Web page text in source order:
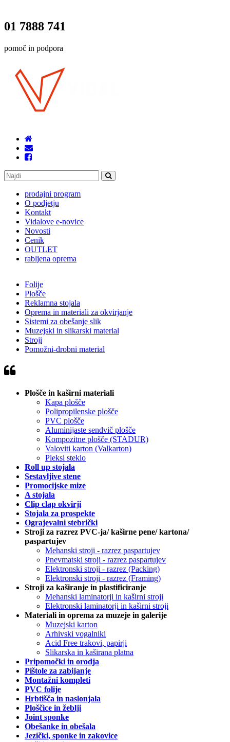
01 7888 741
pomoč in podpora
prodajni program
O podjetju
Kontakt
Vidalove e-novice
Novosti
Cenik
OUTLET
rabljena oprema
Folije
Plošče
Reklamna stojala
Oprema in materiali za okvirjanje
Sistemi za obešanje slik
Muzejski in slikarski material
Stroji
Pomožni-drobni material
Plošče in kaširni materiali
Kapa plošče
Polipropilenske plošče
PVC plošče
Aluminijaste sendvič plošče
Kompozitne plošče (STADUR)
Valoviti karton (Valkarton)
Pleksi steklo
Roll up stojala
Sestavljive stene
Promocijske mize
A stojala
Clip clap okvirji
Stojala za prospekte
Ograjevalni stebrički
Stroji za razrez PVC-ja/ kaširne pene/ kartona/
paspartujev
Mehanski stroji - razrez paspartujev
Pnevmatski stroji - razrez paspartujev
Elektronski stroji - razrez (Packing)
Elektronski stroji - razrez (Framing)
Stroji za kaširanje in plastificiranje
Mehanski laminatorji in kaširni stroji
Elektronski laminatorji in kaširni stroji
Materiali in oprema za muzeje in galerije
Muzejski karton
Arhivski vogalniki
Acid Free trakovi, papirji
Slikarska in kaširana platna
Pripomočki in orodja
Pištole za zabijanje
Montažni kompleti
PVC folije
Hrbtišča in naslonjala
Ploščice in žeblji
Joint sponke
Obešanke in obešala
Jezički, sponke in zakovice